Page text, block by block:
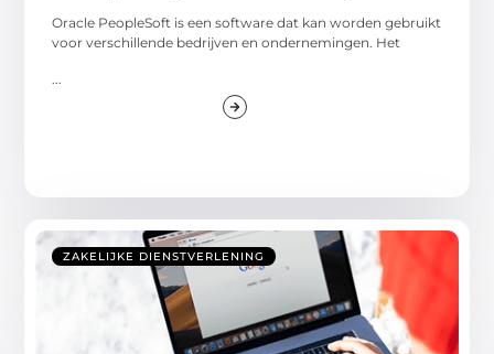
Oracle PeopleSoft is een software dat kan worden gebruikt
voor verschillende bedrijven en ondernemingen. Het
ZAKELIJKE DIENSTVERLENING